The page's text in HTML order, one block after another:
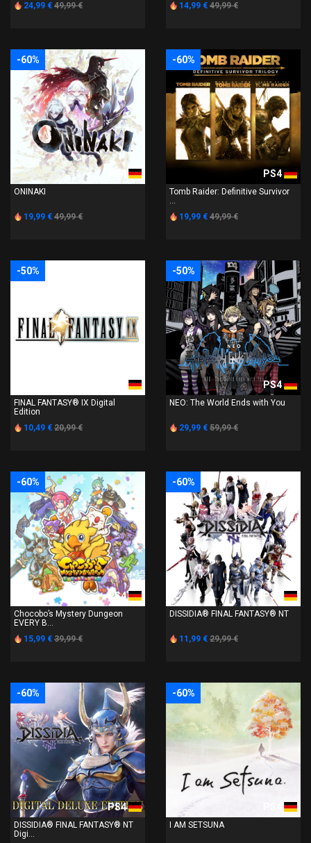
24,99 € 49,99 € 14,99 € 49,99 €
-60%
PS4
ONINAKI
19,99 € 49,99 €
-60%
PS4
Tomb Raider: Definitive Survivor
...
19,99 € 49,99 €
-50%
PS4
FINAL FANTASY® IX Digital
Edition
10,49 € 20,99 €
-50%
PS4
NEO: The World Ends with You
29,99 € 59,99 €
-60%
PS4
Chocobo’s Mystery Dungeon
EVERY B...
15,99 € 39,99 €
-60%
PS4
DISSIDIA® FINAL FANTASY® NT
11,99 € 29,99 €
-60%
PS4
DISSIDIA® FINAL FANTASY® NT
Digi...
-60%
PS4
I AM SETSUNA